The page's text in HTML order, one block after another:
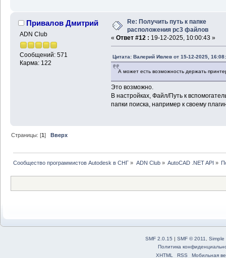
Привалов Дмитрий
ADN Club
Сообщений: 571
Карма: 122
Re: Получить путь к папке
расположения pc3 файлов
« Ответ #12 : 19-12-2025, 10:00:43 »
Цитата: Валерий Ивлев от 15-12-2025,
А может есть возможность держать
Это возможно.
В настройках, Файл/Путь к
папки поиска, например к своему
Страницы: [1] Вверх
Сообщество программистов Autodesk в СНГ » ADN Club» AutoCAD .NET API »
SMF 2.0.15 SMF © 2011, Simple
Политика
XHTML
RSS Мобильная